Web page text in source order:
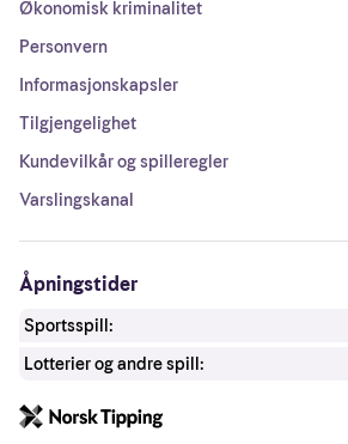
Økonomisk kriminalitet
Personvern
Informasjonskapsler
Tilgjengelighet
Kundevilkår og spilleregler
Varslingskanal
Åpningstider
Sportsspill:
Lotterier og andre spill: